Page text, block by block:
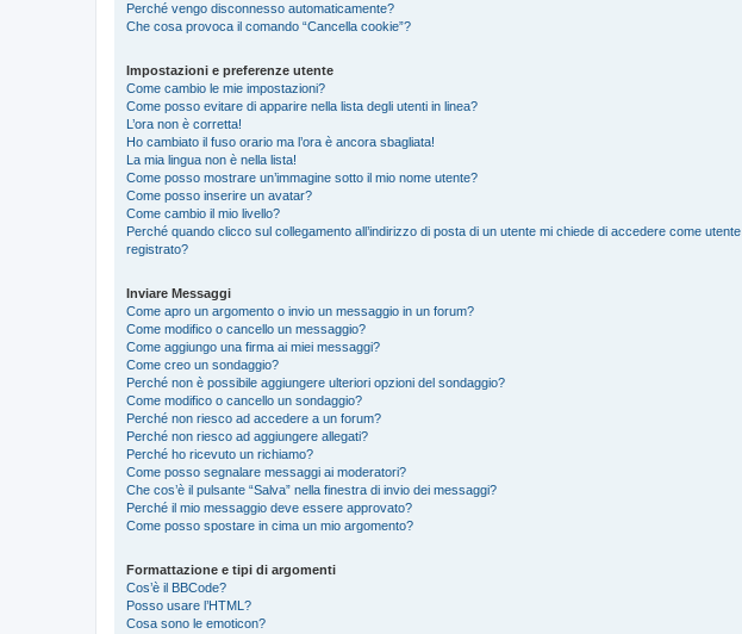
Perché vengo disconnesso automaticamente?
Che cosa provoca il comando “Cancella cookie”?
Impostazioni e preferenze utente
Come cambio le mie impostazioni?
Come posso evitare di apparire nella lista degli utenti in linea?
L’ora non è corretta!
Ho cambiato il fuso orario ma l’ora è ancora sbagliata!
La mia lingua non è nella lista!
Come posso mostrare un’immagine sotto il mio nome utente?
Come posso inserire un avatar?
Come cambio il mio livello?
Perché quando clicco sul collegamento all’indirizzo di posta di un utente mi chiede di accedere come utente
registrato?
Inviare Messaggi
Come apro un argomento o invio un messaggio in un forum?
Come modifico o cancello un messaggio?
Come aggiungo una firma ai miei messaggi?
Come creo un sondaggio?
Perché non è possibile aggiungere ulteriori opzioni del sondaggio?
Come modifico o cancello un sondaggio?
Perché non riesco ad accedere a un forum?
Perché non riesco ad aggiungere allegati?
Perché ho ricevuto un richiamo?
Come posso segnalare messaggi ai moderatori?
Che cos’è il pulsante “Salva” nella finestra di invio dei messaggi?
Perché il mio messaggio deve essere approvato?
Come posso spostare in cima un mio argomento?
Formattazione e tipi di argomenti
Cos’è il BBCode?
Posso usare l’HTML?
Cosa sono le emoticon?